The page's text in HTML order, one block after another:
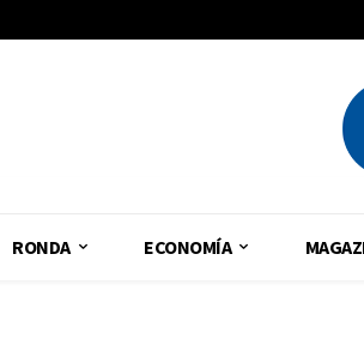
RONDA ECONOMÍA